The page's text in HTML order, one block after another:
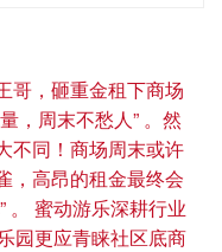
哥，砸重金租下商场
，周末不愁人” 。然
不同！商场周末或许
，高昂的租金最终会
。 蜜动游乐深耕行业
园更应青睐社区底商